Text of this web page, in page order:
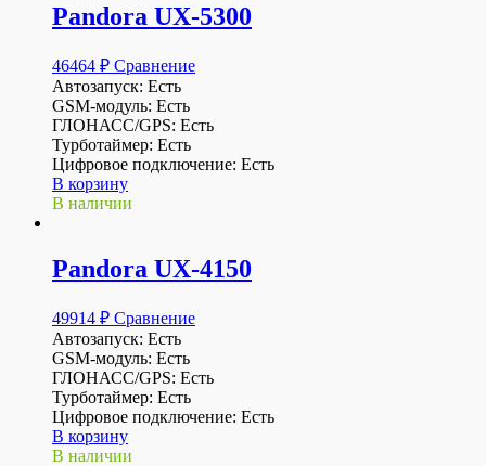
Pandora UX-5300
46464 ₽ Сравнение
Автозапуск: Есть
GSM-модуль: Есть
ГЛОНАСС/GPS: Есть
Турботаймер: Есть
Цифровое подключение: Есть
В корзину
В наличии
Pandora UX-4150
49914 ₽ Сравнение
Автозапуск: Есть
GSM-модуль: Есть
ГЛОНАСС/GPS: Есть
Турботаймер: Есть
Цифровое подключение: Есть
В корзину
В наличии